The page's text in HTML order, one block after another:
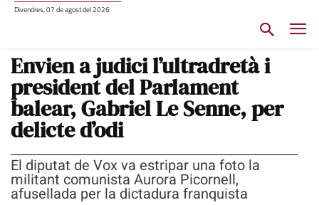
Divendres, 07 de agost del 2026
Envien a judici l’ultradretà i
president del Parlament
balear, Gabriel Le Senne, per
delicte d’odi
El diputat de Vox va estripar una foto la
militant comunista Aurora Picornell,
afusellada per la dictadura franquista